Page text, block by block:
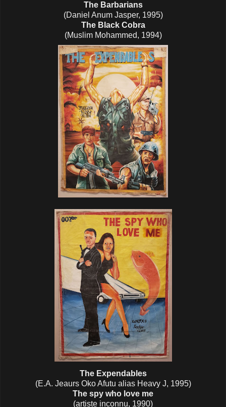
The Barbarians
(Daniel Anum Jasper, 1995)
The Black Cobra
(Muslim Mohammed, 1994)
The Expendables
(E.A. Jeaurs Oko Afutu alias Heavy J, 1995)
The spy who love me
(artiste inconnu, 1990)